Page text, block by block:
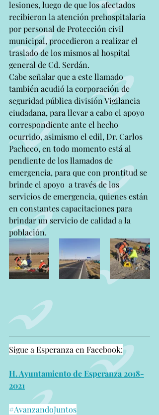
lesiones, luego de que los afectados
recibieron la atención prehospitalaria
por personal de Protección civil
municipal, procedieron a realizar el
traslado de los mismos al hospital
general de Cd. Serdán.
Cabe señalar que a este llamado
también acudió la corporación de
seguridad pública división Vigilancia
ciudadana, para llevar a cabo el apoyo
correspondiente ante el hecho
ocurrido, asimismo el edil, Dr. Carlos
Pacheco, en todo momento está al
pendiente de los llamados de
emergencia, para que con prontitud se
brinde el apoyo  a través de los
servicios de emergencia, quienes están
en constantes capacitaciones para
brindar un servicio de calidad a la
población.
Sigue a Esperanza en Facebook:
H. Ayuntamiento de Esperanza 2018-
2021
#AvanzandoJuntos